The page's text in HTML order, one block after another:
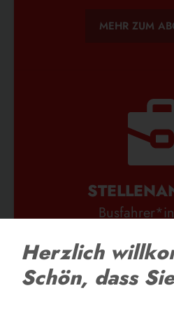
MEHR ZUM
ZU DEN
Herzlich
Schön, dass